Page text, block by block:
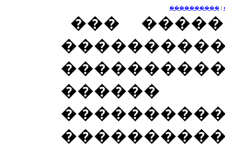
���������� |
���